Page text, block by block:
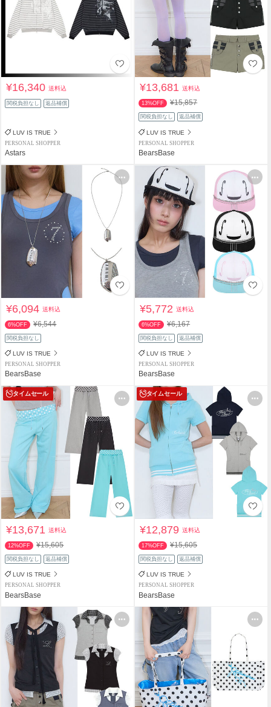
¥16,340送料込
関税負担なし 返品補償
LUV IS TRUE
PERSONAL SHOPPER
Astars
¥13,681送料込
13%OFF ¥15,857
関税負担なし 返品補償
LUV IS TRUE
PERSONAL SHOPPER
BearsBase
¥6,094送料込
6%OFF ¥6,544
関税負担なし
LUV IS TRUE
PERSONAL SHOPPER
BearsBase
¥5,772送料込
6%OFF ¥6,167
関税負担なし 返品補償
LUV IS TRUE
PERSONAL SHOPPER
BearsBase
タイムセール
¥13,671送料込
12%OFF ¥15,605
関税負担なし 返品補償
LUV IS TRUE
PERSONAL SHOPPER
BearsBase
タイムセール
¥12,879送料込
17%OFF ¥15,605
関税負担なし 返品補償
LUV IS TRUE
PERSONAL SHOPPER
BearsBase